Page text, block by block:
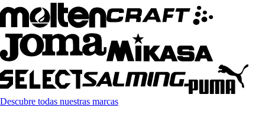
Descubre todas nuestras marcas